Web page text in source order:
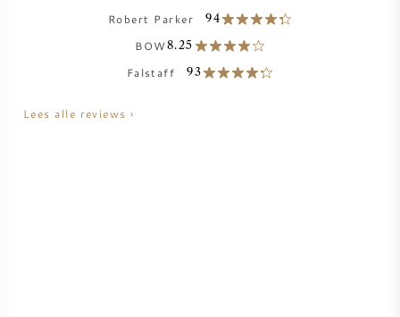
SPAANSE WIJN
DUITSE WIJN
AMERIKAANSE WIJN
Robert Parker 94
BOW 8.25
Falstaff 93
Lees alle reviews ›